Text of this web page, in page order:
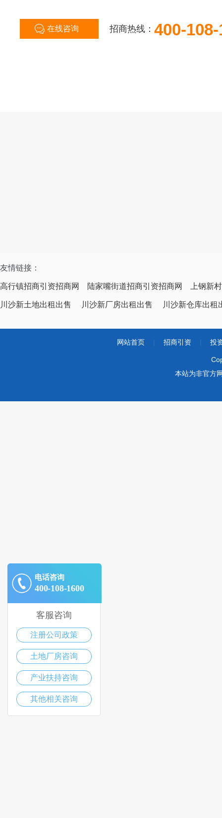
在线咨询 招商热线： 400-
友情链接：
高行镇招商引资招商网 陆家嘴街道招商引资招商网 上钢新
川沙新土地出租出售 川沙新厂房出租出售 川沙新仓库出租
网站首页 招商引资 投
本站为非官方
电话咨询
400-108-1600
客服咨询
注册公司政策
土地厂房咨询
产业扶持咨询
其他相关咨询